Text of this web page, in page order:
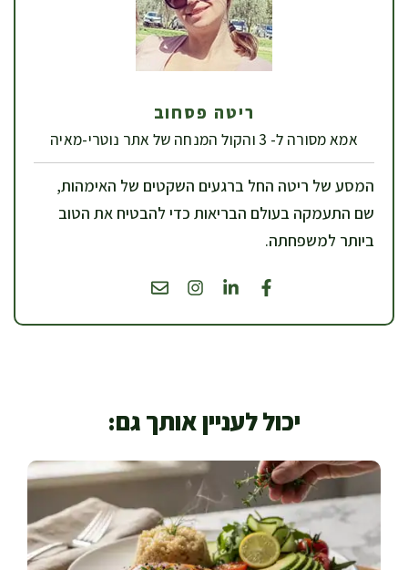
ריטה פסחוב
אמא מסורה ל- 3 והקול המנחה של אתר נוטרי-מאיה
המסע של ריטה החל ברגעים השקטים של האימהות,
שם התעמקה בעולם הבריאות כדי להבטיח את הטוב
ביותר למשפחתה.
יכול לעניין אותך גם: